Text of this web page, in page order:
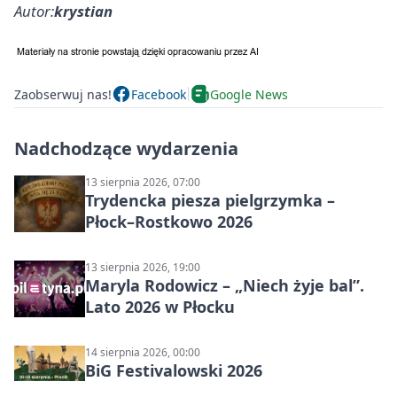
Autor:krystian
Zaobserwuj nas! Facebook Google News
Nadchodzące wydarzenia
13 sierpnia 2026, 07:00
Trydencka piesza pielgrzymka –
Płock–Rostkowo 2026
13 sierpnia 2026, 19:00
Maryla Rodowicz – „Niech żyje bal”.
Lato 2026 w Płocku
14 sierpnia 2026, 00:00
BiG Festivalowski 2026